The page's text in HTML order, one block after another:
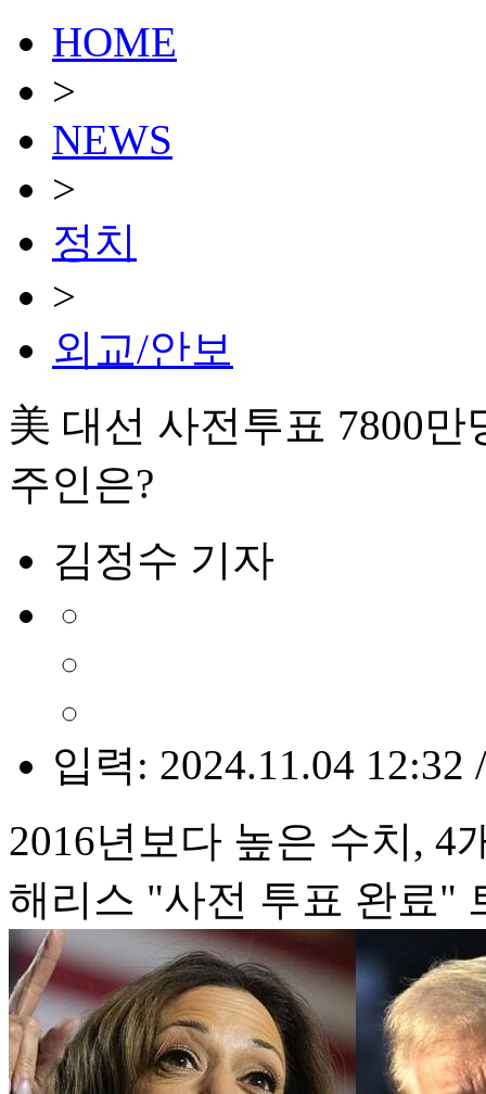
HOME
>
NEWS
>
정치
>
외교/안보
美 대선 사전투표 7800
주인은?
김정수 기자
입력: 2024.11.04 12:32
2016년보다 높은 수치, 4
해리스 "사전 투표 완료"